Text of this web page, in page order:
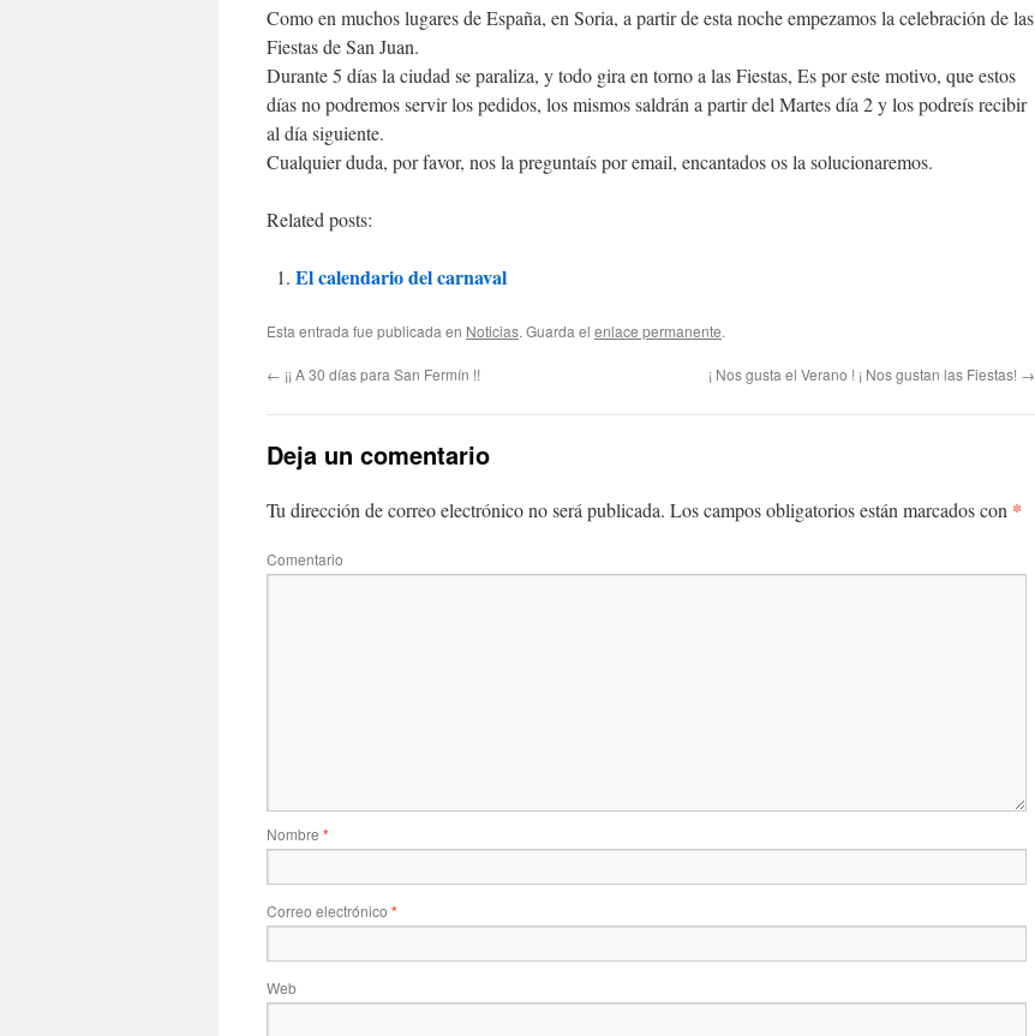
Como en muchos lugares de España, en Soria, a partir de esta noche empezamos la celebración de las
Fiestas de San Juan.
Durante 5 días la ciudad se paraliza, y todo gira en torno a las Fiestas, Es por este motivo, que estos
días no podremos servir los pedidos, los mismos saldrán a partir del Martes día 2 y los podreís recibir
al día siguiente.
Cualquier duda, por favor, nos la preguntaís por email, encantados os la solucionaremos.
Related posts:
El calendario del carnaval
Esta entrada fue publicada en Noticias. Guarda el enlace permanente.
← ¡¡ A 30 días para San Fermín !! ¡ Nos gusta el Verano ! ¡ Nos gustan las Fiestas! →
Deja un comentario
Tu dirección de correo electrónico no será publicada. Los campos obligatorios están marcados con *
Comentario
Nombre *
Correo electrónico *
Web